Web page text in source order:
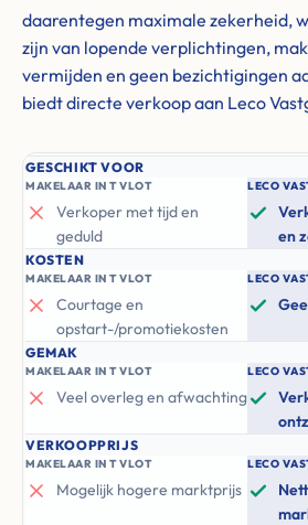
daarentegen maximale zekerheid,
zijn van lopende verplichtingen,
vermijden en geen bezichtigingen
biedt directe verkoop aan Leco
GESCHIKT VOOR
MAKELAAR IN T VLOT
Verkoper met tijd en
geduld
LECO
en
KOSTEN
MAKELAAR IN T VLOT
Courtage en
opstart-/promotiekosten
LECO
GEMAK
MAKELAAR IN T VLOT
Veel overleg en afwachting
LECO
VERKOOPPRIJS
MAKELAAR IN T VLOT
Mogelijk hogere marktprijs
LECO